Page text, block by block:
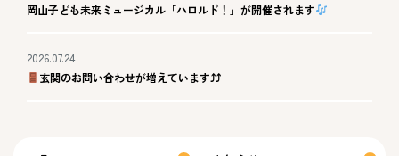
岡山子ども未来ミュージカル「ハロルド！」が開催されます
2026.07.24
玄関のお問い合わせが増えています⤴⤴